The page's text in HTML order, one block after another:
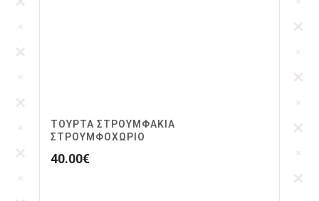
ΤΟΥΡΤΑ ΣΤΡΟΥΜΦΑΚΙΑ
ΣΤΡΟΥΜΦΟΧΩΡΙΟ
40.00€